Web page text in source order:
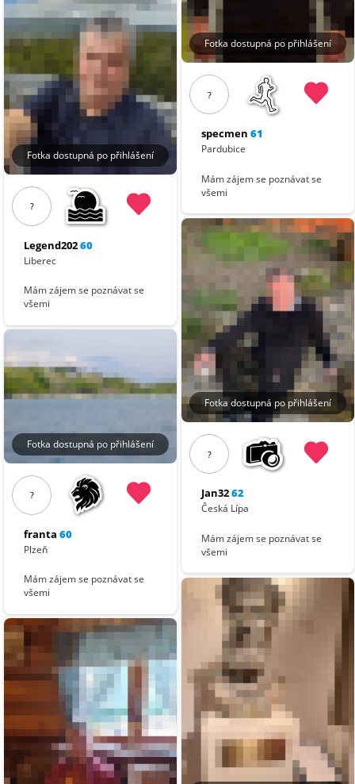
Fotka dostupná po přihlášení
?
Legend20260
Liberec
Mám zájem se poznávat se
všemi
Fotka dostupná po přihlášení
?
franta 60
Plzeň
Mám zájem se poznávat se
všemi
Fotka dostupná po přihlášení
?
specmen 61
Pardubice
Mám zájem se poznávat se
všemi
Fotka dostupná po přihlášení
?
Jan3262
Česká Lípa
Mám zájem se poznávat se
všemi